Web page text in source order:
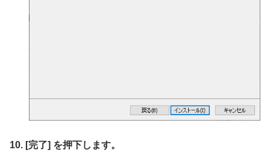
10. [完了] を押下します。